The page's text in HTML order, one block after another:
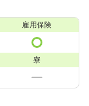
雇用保険
寮